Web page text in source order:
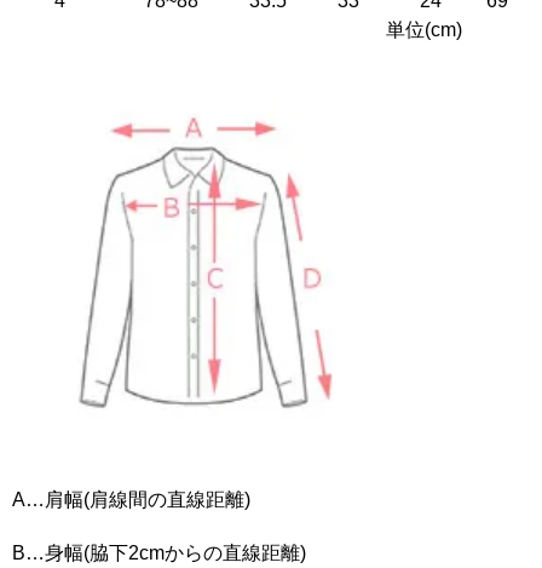
単位(cm)
A…肩幅(肩線間の直線距離)
B…身幅(脇下2cmからの直線距離)